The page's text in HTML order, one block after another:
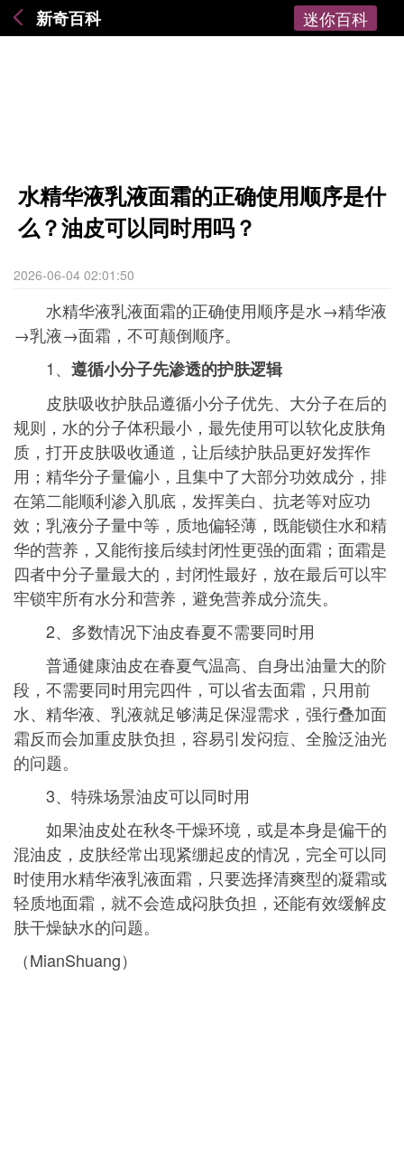
新奇百科 迷你百科
水精华液乳液面霜的正确使用顺序是什
么？油皮可以同时用吗？
2026-06-04 02:01:50
水精华液乳液面霜的正确使用顺序是水→精华液
→乳液→面霜，不可颠倒顺序。
1、 遵循小分子先渗透的护肤逻辑
皮肤吸收护肤品遵循小分子优先、大分子在后的
规则，水的分子体积最小，最先使用可以软化皮肤角
质，打开皮肤吸收通道，让后续护肤品更好发挥作
用；精华分子量偏小，且集中了大部分功效成分，排
在第二能顺利渗入肌底，发挥美白、抗老等对应功
效；乳液分子量中等，质地偏轻薄，既能锁住水和精
华的营养，又能衔接后续封闭性更强的面霜；面霜是
四者中分子量最大的，封闭性最好，放在最后可以牢
牢锁牢所有水分和营养，避免营养成分流失。
2、多数情况下油皮春夏不需要同时用
普通健康油皮在春夏气温高、自身出油量大的阶
段，不需要同时用完四件，可以省去面霜，只用前
水、精华液、乳液就足够满足保湿需求，强行叠加面
霜反而会加重皮肤负担，容易引发闷痘、全脸泛油光
的问题。
3、特殊场景油皮可以同时用
如果油皮处在秋冬干燥环境，或是本身是偏干的
混油皮，皮肤经常出现紧绷起皮的情况，完全可以同
时使用水精华液乳液面霜，只要选择清爽型的凝霜或
轻质地面霜，就不会造成闷肤负担，还能有效缓解皮
肤干燥缺水的问题。
（MianShuang）